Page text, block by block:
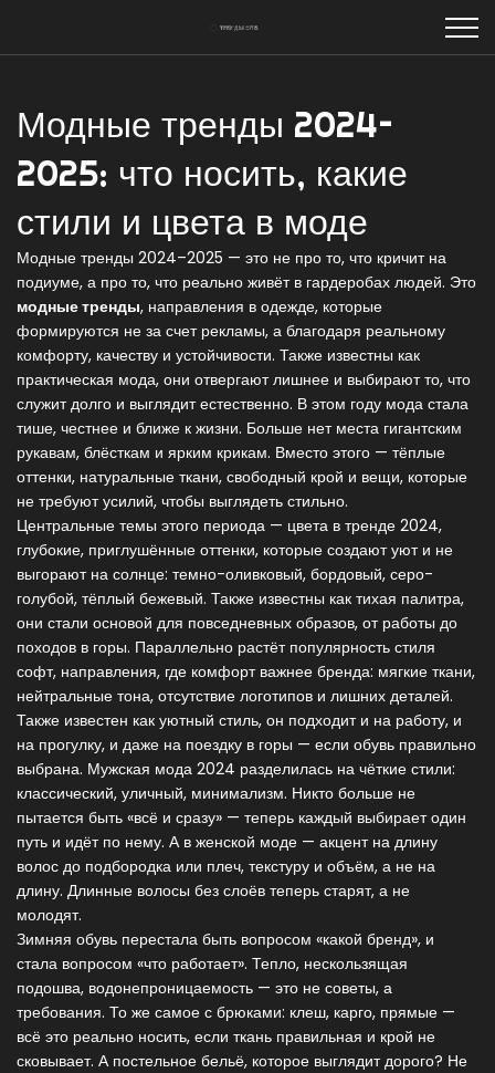
Модные тренды 2024–
2025: что носить, какие
стили и цвета в моде
Модные тренды 2024–2025 — это не про то, что кричит на
подиуме, а про то, что реально живёт в гардеробах людей. Это
модные тренды, направления в одежде, которые
формируются не за счет рекламы, а благодаря реальному
комфорту, качеству и устойчивости. Также известны как
практическая мода, они отвергают лишнее и выбирают то, что
служит долго и выглядит естественно. В этом году мода стала
тише, честнее и ближе к жизни. Больше нет места гигантским
рукавам, блёсткам и ярким крикам. Вместо этого — тёплые
оттенки, натуральные ткани, свободный крой и вещи, которые
не требуют усилий, чтобы выглядеть стильно.
Центральные темы этого периода — цвета в тренде 2024,
глубокие, приглушённые оттенки, которые создают уют и не
выгорают на солнце: темно-оливковый, бордовый, серо-
голубой, тёплый бежевый. Также известны как тихая палитра,
они стали основой для повседневных образов, от работы до
походов в горы. Параллельно растёт популярность стиля
софт, направления, где комфорт важнее бренда: мягкие ткани,
нейтральные тона, отсутствие логотипов и лишних деталей.
Также известен как уютный стиль, он подходит и на работу, и
на прогулку, и даже на поездку в горы — если обувь правильно
выбрана. Мужская мода 2024 разделилась на чёткие стили:
классический, уличный, минимализм. Никто больше не
пытается быть «всё и сразу» — теперь каждый выбирает один
путь и идёт по нему. А в женской моде — акцент на длину
волос до подбородка или плеч, текстуру и объём, а не на
длину. Длинные волосы без слоёв теперь старят, а не
молодят.
Зимняя обувь перестала быть вопросом «какой бренд», и
стала вопросом «что работает». Тепло, нескользящая
подошва, водонепроницаемость — это не советы, а
требования. То же самое с брюками: клеш, карго, прямые —
всё это реально носить, если ткань правильная и крой не
сковывает. А постельное бельё, которое выглядит дорого? Не